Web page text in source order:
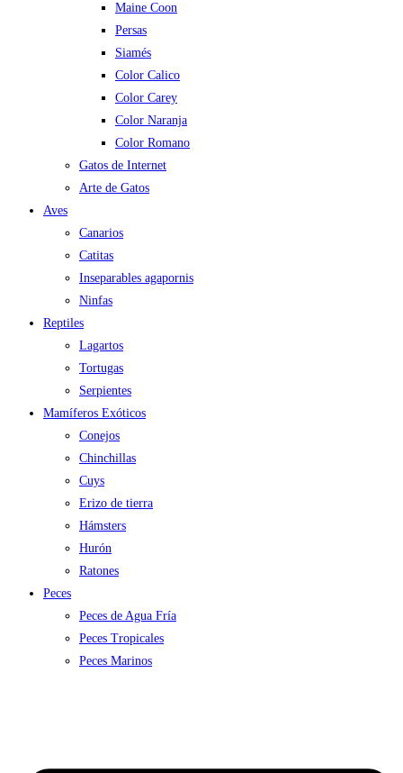
Maine Coon
Persas
Siamés
Color Calico
Color Carey
Color Naranja
Color Romano
Gatos de Internet
Arte de Gatos
Aves
Canarios
Catitas
Inseparables agapornis
Ninfas
Reptiles
Lagartos
Tortugas
Serpientes
Mamíferos Exóticos
Conejos
Chinchillas
Cuys
Erizo de tierra
Hámsters
Hurón
Ratones
Peces
Peces de Agua Fría
Peces Tropicales
Peces Marinos